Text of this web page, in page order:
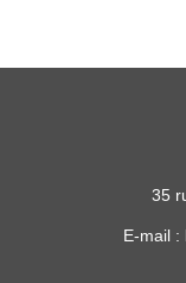
35
E-mail :